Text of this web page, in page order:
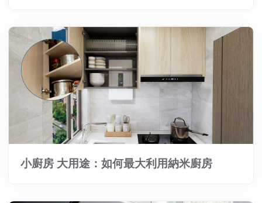
小廚房 大用途：如何最大利用納米廚房